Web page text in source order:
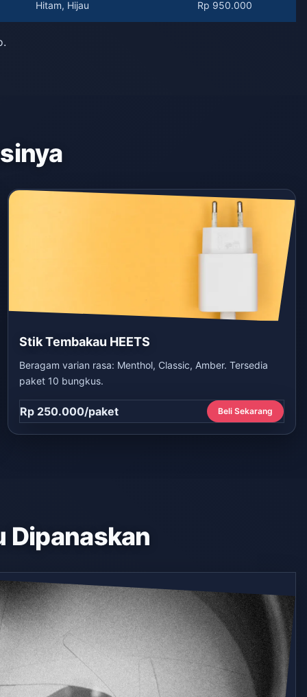
Hitam, Hijau Rp 950.000
Stik Tembakau HEETS
Beragam varian rasa: Menthol, Classic, Amber. Tersedia
paket 10 bungkus.
Rp 250.000/paket Beli Sekarang
Dipanaskan